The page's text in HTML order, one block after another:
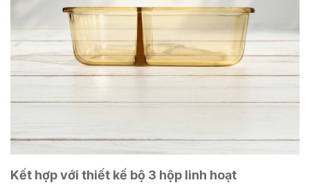
Kết hợp với thiết kế bộ 3 hộp linh hoạt